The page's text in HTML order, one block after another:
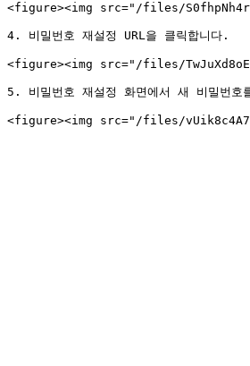
<figure><img src="/files/
4. 비밀번호 재설정 URL을 클릭합니다.
<figure><img src="/files/
5. 비밀번호 재설정 화면에서 새 비밀번호